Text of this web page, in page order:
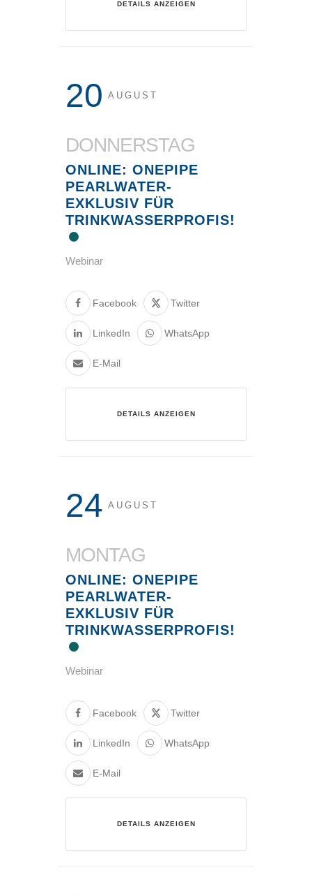
DETAILS ANZEIGEN
20 AUGUST
DONNERSTAG
ONLINE: ONEPIPE
PEARLWATER-
EXKLUSIV FÜR
TRINKWASSERPROFIS!
Webinar
Facebook Twitter
LinkedIn WhatsApp
E-Mail
DETAILS ANZEIGEN
24 AUGUST
MONTAG
ONLINE: ONEPIPE
PEARLWATER-
EXKLUSIV FÜR
TRINKWASSERPROFIS!
Webinar
Facebook Twitter
LinkedIn WhatsApp
E-Mail
DETAILS ANZEIGEN